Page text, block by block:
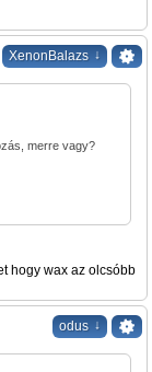
XenonBalazs ↓
merre vagy?
hogy wax az olcsóbb
odus ↓